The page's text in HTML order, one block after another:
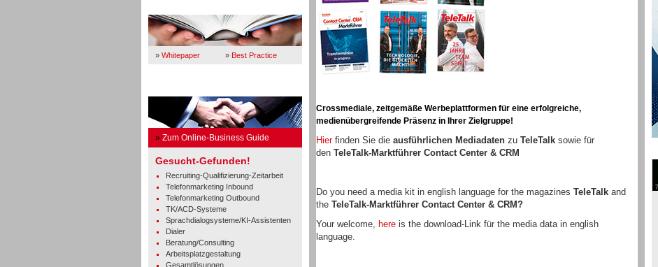
» Whitepaper » Best Practice
» Zum Online-Business Guide
Gesucht-Gefunden!
Recruiting-Qualifizierung-Zeitarbeit
Telefonmarketing Inbound
Telefonmarketing Outbound
TK/ACD-Systeme
Sprachdialogsysteme/KI-Assistenten
Dialer
Beratung/Consulting
Arbeitsplatzgestaltung
Gesamtlösungen
Crossmediale, zeitgemäße Werbeplattformen für eine erfolgreiche,
medienübergreifende Präsenz in Ihrer Zielgruppe!
Hier finden Sie die ausführlichen Mediadaten zu TeleTalk sowie für
den TeleTalk-Marktführer Contact Center & CRM
Do you need a media kit in english language for the magazines TeleTalk and
the TeleTalk-Marktführer Contact Center & CRM?
Your welcome, here is the download-Link für the media data in english
language.